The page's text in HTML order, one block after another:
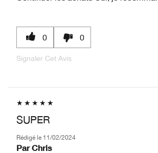
0 0
Signaler Cet Avis
SUPER
Rédigé le 11/02/2024
Par Chris